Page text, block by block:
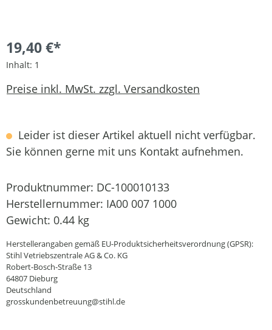
19,40 €*
Inhalt: 1
Preise inkl. MwSt. zzgl. Versandkosten
Leider ist dieser Artikel aktuell nicht verfügbar.
Sie können gerne mit uns Kontakt aufnehmen.
Produktnummer: DC-100010133
Herstellernummer: IA00 007 1000
Gewicht: 0.44 kg
Herstellerangaben gemäß EU-Produktsicherheitsverordnung (GPSR):
Stihl Vetriebszentrale AG & Co. KG
Robert-Bosch-Straße 13
64807 Dieburg
Deutschland
grosskundenbetreuung@stihl.de